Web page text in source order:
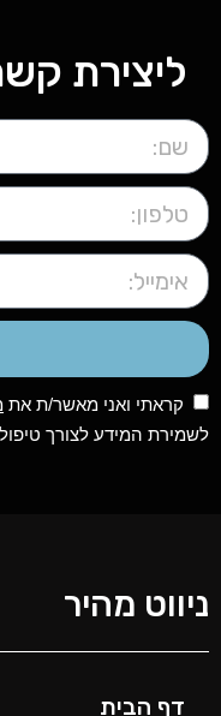
ליצירת
קראתי ואני מאשר/ת את
לשמירת המידע לצורך
ניווט מהיר
דף הבית